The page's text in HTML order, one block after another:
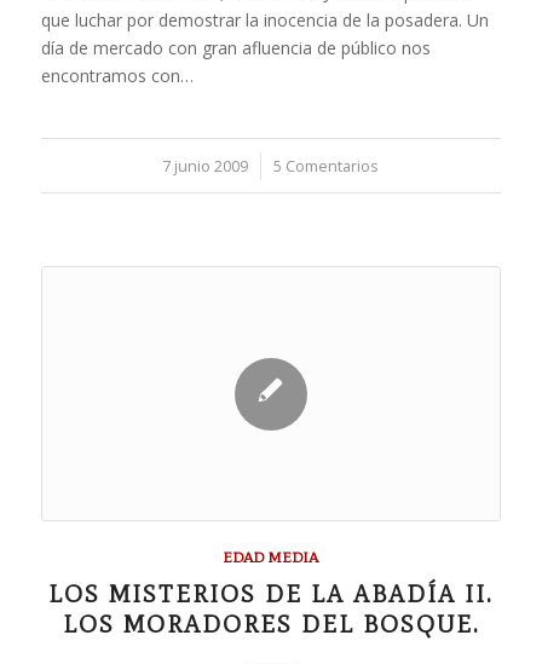
que luchar por demostrar la inocencia de la posadera. Un
día de mercado con gran afluencia de público nos
encontramos con…
7 junio 2009
/ 5 Comentarios
EDAD MEDIA
LOS MISTERIOS DE LA ABADÍA II.
LOS MORADORES DEL BOSQUE.